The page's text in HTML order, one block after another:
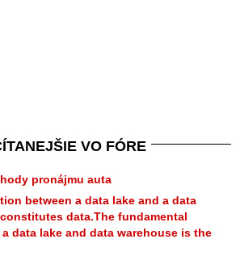
VO FÓRE
pronájmu auta
between a data lake and a data
data.The fundamental
data lake and data warehouse is the